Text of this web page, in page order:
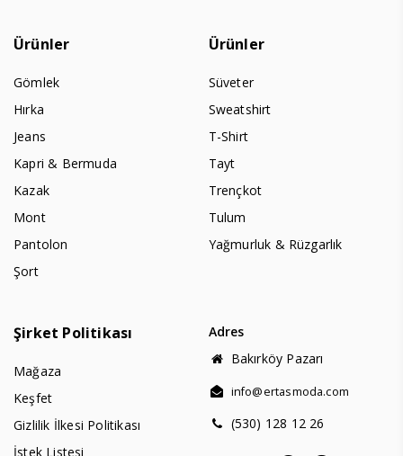
Ürünler
Gömlek
Hırka
Jeans
Kapri & Bermuda
Kazak
Mont
Pantolon
Şort
Ürünler
Süveter
Sweatshirt
T-Shirt
Tayt
Trençkot
Tulum
Yağmurluk & Rüzgarlık
Şirket Politikası
Mağaza
Keşfet
Gizlilik İlkesi Politikası
İstek Listesi
Adres
Bakırköy Pazarı
info@ertasmoda.com
(530) 128 12 26